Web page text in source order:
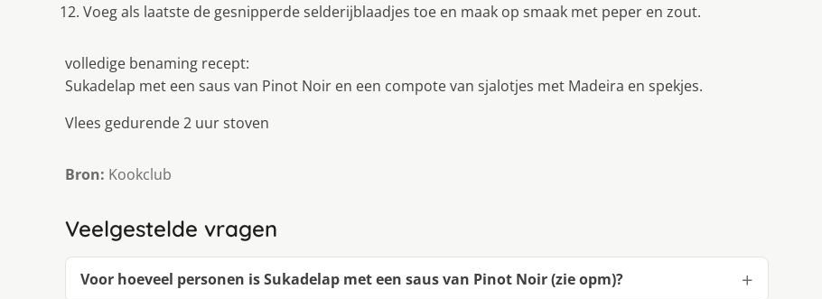
Voeg als laatste de gesnipperde selderijblaadjes toe en maak op smaak met peper en zout.
volledige benaming recept:
Sukadelap met een saus van Pinot Noir en een compote van sjalotjes met Madeira en spekjes.
Vlees gedurende 2 uur stoven
Bron: Kookclub
Veelgestelde vragen
Voor hoeveel personen is Sukadelap met een saus van Pinot Noir (zie opm)?